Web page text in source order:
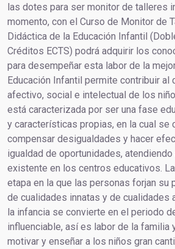
las dotes para ser monitor de talleres
momento, con el Curso de Monitor de
Didáctica de la Educación Infantil
Créditos ECTS) podrá adquirir los
para desempeñar esta labor de la
Educación Infantil permite contribuir al
afectivo, social e intelectual de los
está caracterizada por ser una fase
y características propias, en la cual se
compensar desigualdades y hacer
igualdad de oportunidades,
existente en los centros educativos.
etapa en la que las personas forjan su
de cualidades innatas y de cualidades
la infancia se convierte en el periodo
influenciable, así es labor de la familia
motivar y enseñar a los niños gran